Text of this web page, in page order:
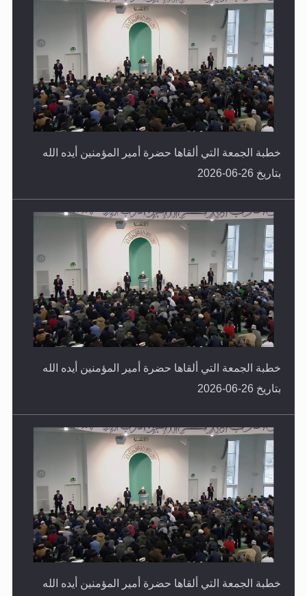
خطبة الجمعة التي ألقاها حضرة أمير المؤمنين أيده الله
بتاريخ 26-06-2026
خطبة الجمعة التي ألقاها حضرة أمير المؤمنين أيده الله
بتاريخ 26-06-2026
خطبة الجمعة التي ألقاها حضرة أمير المؤمنين أيده الله